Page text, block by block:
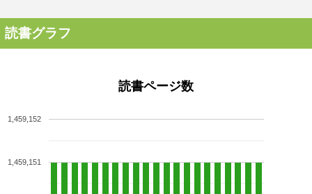
読書グラフ
読書ページ数
1,459,151
1,459,152